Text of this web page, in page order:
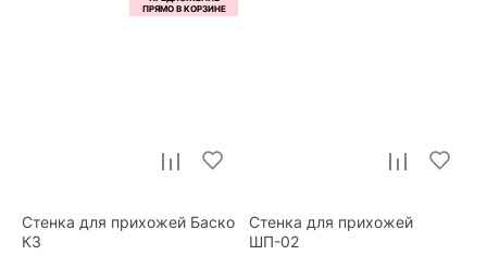
Стенка для прихожей Баско
К3
Стенка для прихожей
ШП-02